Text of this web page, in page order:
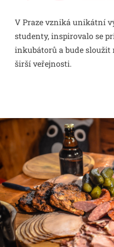
V Praze vzniká unikátní
studenty, inspirovalo se
inkubátorů a bude sloužit
širší veřejnosti.